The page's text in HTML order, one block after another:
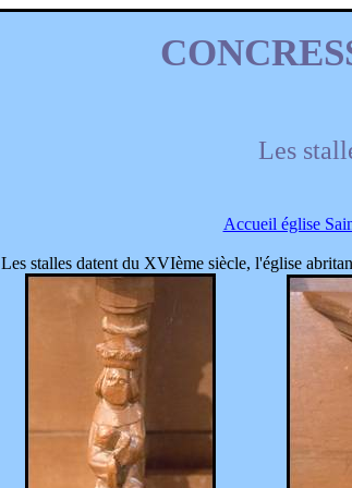
Les
Accueil église
Les stalles datent du XVIème siècle, l'église